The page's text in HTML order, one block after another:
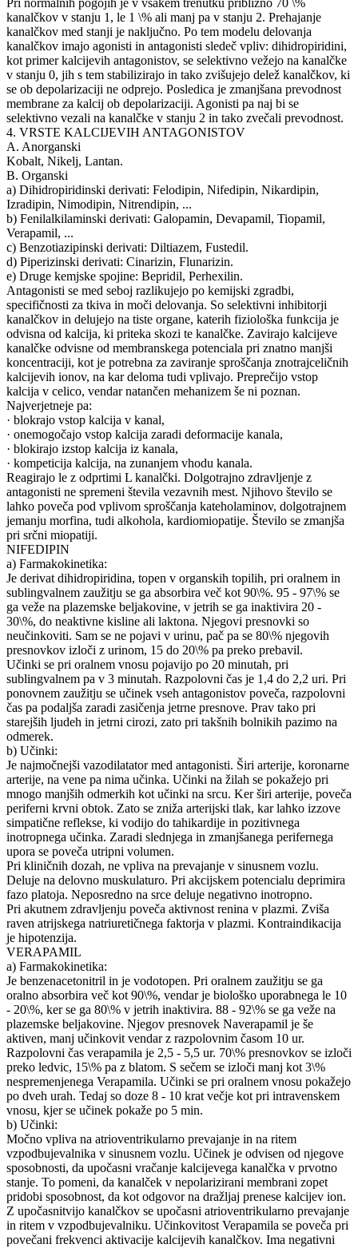
kanalčkov v stanju 1, le 1 \% ali manj pa v stanju 2. Prehajanje
kanalčkov med stanji je naključno. Po tem modelu delovanja
kanalčkov imajo agonisti in antagonisti sledeč vpliv: dihidropiridini,
kot primer kalcijevih antagonistov, se selektivno vežejo na kanalčke
v stanju 0, jih s tem stabilizirajo in tako zvišujejo delež kanalčkov, ki
se ob depolarizaciji ne odprejo. Posledica je zmanjšana prevodnost
membrane za kalcij ob depolarizaciji. Agonisti pa naj bi se
selektivno vezali na kanalčke v stanju 2 in tako zvečali prevodnost.
4. VRSTE KALCIJEVIH ANTAGONISTOV
A. Anorganski
Kobalt, Nikelj, Lantan.
B. Organski
a) Dihidropiridinski derivati: Felodipin, Nifedipin, Nikardipin,
Izradipin, Nimodipin, Nitrendipin, ...
b) Fenilalkilaminski derivati: Galopamin, Devapamil, Tiopamil,
Verapamil, ...
c) Benzotiazipinski derivati: Diltiazem, Fustedil.
d) Piperizinski derivati: Cinarizin, Flunarizin.
e) Druge kemjske spojine: Bepridil, Perhexilin.
Antagonisti se med seboj razlikujejo po kemijski zgradbi,
specifičnosti za tkiva in moči delovanja. So selektivni inhibitorji
kanalčkov in delujejo na tiste organe, katerih fiziološka funkcija je
odvisna od kalcija, ki priteka skozi te kanalčke. Zavirajo kalcijeve
kanalčke odvisne od membranskega potenciala pri znatno manjši
koncentraciji, kot je potrebna za zaviranje sproščanja znotrajceličnih
kalcijevih ionov, na kar deloma tudi vplivajo. Preprečijo vstop
kalcija v celico, vendar natančen mehanizem še ni poznan.
Najverjetneje pa:
· blokrajo vstop kalcija v kanal,
· onemogočajo vstop kalcija zaradi deformacije kanala,
· blokirajo izstop kalcija iz kanala,
· kompeticija kalcija, na zunanjem vhodu kanala.
Reagirajo le z odprtimi L kanalčki. Dolgotrajno zdravljenje z
antagonisti ne spremeni števila vezavnih mest. Njihovo število se
lahko poveča pod vplivom sproščanja kateholaminov, dolgotrajnem
jemanju morfina, tudi alkohola, kardiomiopatije. Število se zmanjša
pri srčni miopatiji.
NIFEDIPIN
a) Farmakokinetika:
Je derivat dihidropiridina, topen v organskih topilih, pri oralnem in
sublingvalnem zaužitju se ga absorbira več kot 90\%. 95 - 97\% se
ga veže na plazemske beljakovine, v jetrih se ga inaktivira 20 -
30\%, do neaktivne kisline ali laktona. Njegovi presnovki so
neučinkoviti. Sam se ne pojavi v urinu, pač pa se 80\% njegovih
presnovkov izloči z urinom, 15 do 20\% pa preko prebavil.
Učinki se pri oralnem vnosu pojavijo po 20 minutah, pri
sublingvalnem pa v 3 minutah. Razpolovni čas je 1,4 do 2,2 uri. Pri
ponovnem zaužitju se učinek vseh antagonistov poveča, razpolovni
čas pa podaljša zaradi zasičenja jetrne presnove. Prav tako pri
starejših ljudeh in jetrni cirozi, zato pri takšnih bolnikih pazimo na
odmerek.
b) Učinki:
Je najmočnejši vazodilatator med antagonisti. Širi arterije, koronarne
arterije, na vene pa nima učinka. Učinki na žilah se pokažejo pri
mnogo manjših odmerkih kot učinki na srcu. Ker širi arterije, poveča
periferni krvni obtok. Zato se zniža arterijski tlak, kar lahko izzove
simpatične reflekse, ki vodijo do tahikardije in pozitivnega
inotropnega učinka. Zaradi slednjega in zmanjšanega perifernega
upora se poveča utripni volumen.
Pri kliničnih dozah, ne vpliva na prevajanje v sinusnem vozlu.
Deluje na delovno muskulaturo. Pri akcijskem potencialu deprimira
fazo platoja. Neposredno na srce deluje negativno inotropno.
Pri akutnem zdravljenju poveča aktivnost renina v plazmi. Zviša
raven atrijskega natriuretičnega faktorja v plazmi. Kontraindikacija
je hipotenzija.
VERAPAMIL
a) Farmakokinetika:
Je benzenacetonitril in je vodotopen. Pri oralnem zaužitju se ga
oralno absorbira več kot 90\%, vendar je biološko uporabnega le 10
- 20\%, ker se ga 80\% v jetrih inaktivira. 88 - 92\% se ga veže na
plazemske beljakovine. Njegov presnovek Naverapamil je še
aktiven, manj učinkovit vendar z razpolovnim časom 10 ur.
Razpolovni čas verapamila je 2,5 - 5,5 ur. 70\% presnovkov se izloči
preko ledvic, 15\% pa z blatom. S sečem se izloči manj kot 3\%
nespremenjenega Verapamila. Učinki se pri oralnem vnosu pokažejo
po dveh urah. Tedaj so doze 8 - 10 krat večje kot pri intravenskem
vnosu, kjer se učinek pokaže po 5 min.
b) Učinki:
Močno vpliva na atrioventrikularno prevajanje in na ritem
vzpodbujevalnika v sinusnem vozlu. Učinek je odvisen od njegove
sposobnosti, da upočasni vračanje kalcijevega kanalčka v prvotno
stanje. To pomeni, da kanalček v nepolarizirani membrani zopet
pridobi sposobnost, da kot odgovor na dražljaj prenese kalcijev ion.
Z upočasnitvijo kanalčkov se upočasni atrioventrikularno prevajanje
in ritem v vzpodbujevalniku. Učinkovitost Verapamila se poveča pri
povečani frekvenci aktivacije kalcijevih kanalčkov. Ima negativni